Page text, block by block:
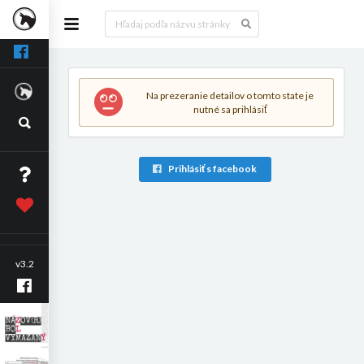
v3.2
Na prezeranie detailov o tomto state je
nutné sa prihlásiť
Prihlásiť s facebook